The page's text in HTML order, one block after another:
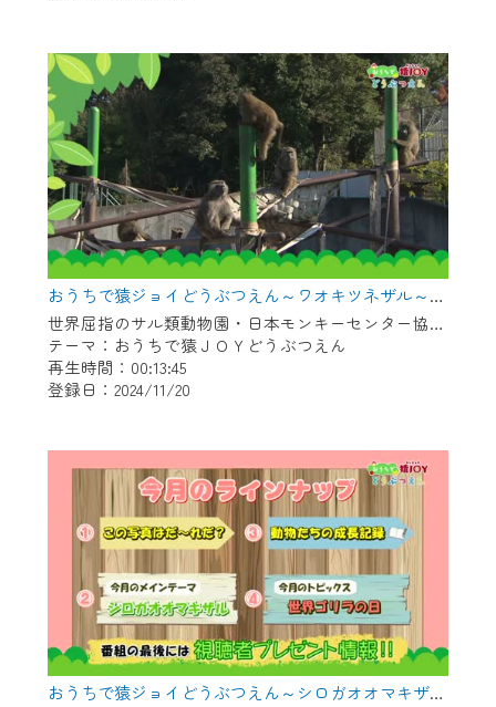
おうちで猿ジョイどうぶつえん～ワオキツネザル～（2024年10月16日初回放送）
世界屈指のサル類動物園・日本モンキーセンター協力の親子で学べる動物番組。
テーマ：おうちで猿ＪＯＹどうぶつえん
再生時間：00:13:45
登録日：2024/11/20
おうちで猿ジョイどうぶつえん～シロガオオマキザル～（2024年9月16日初回放送）